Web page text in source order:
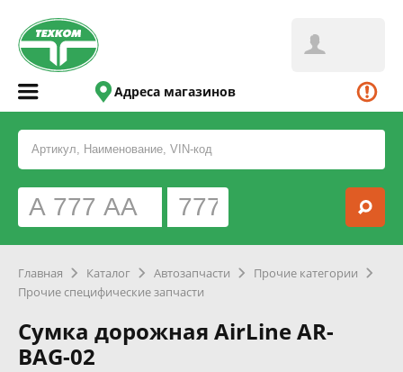
Адреса магазинов
Главная Каталог Автозапчасти
Прочие категории
Прочие специфические запчасти
Сумка дорожная AirLine AR-
BAG-02